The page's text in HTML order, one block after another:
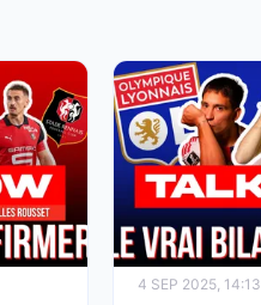
4 SEP 2025, 14:13